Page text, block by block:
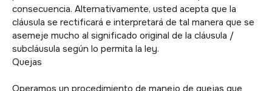
consecuencia. Alternativamente, usted acepta que la
cláusula se rectificará e interpretará de tal manera que se
asemeje mucho al significado original de la cláusula /
subcláusula según lo permita la ley.
Quejas
Operamos un procedimiento de manejo de quejas que